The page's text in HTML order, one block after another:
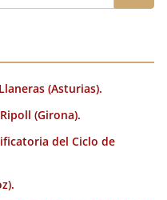
(Asturias).
(Girona).
del Ciclo de